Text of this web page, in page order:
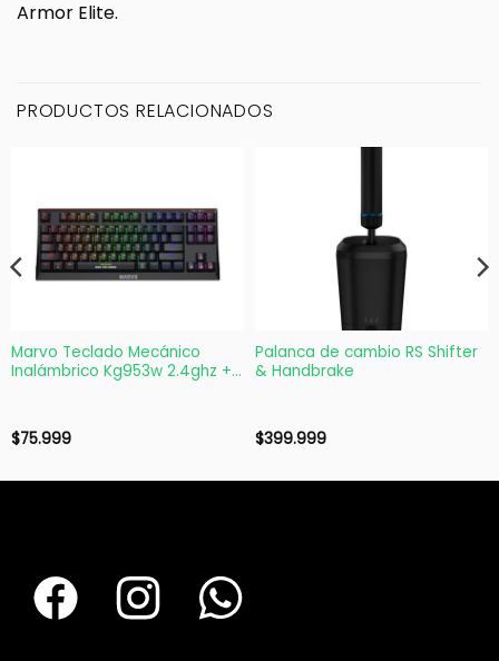
Armor Elite.
PRODUCTOS RELACIONADOS
Marvo Teclado Mecánico
Inalámbrico Kg953w 2.4ghz +
$75.999
Palanca de cambio RS Shifter
& Handbrake
$399.999